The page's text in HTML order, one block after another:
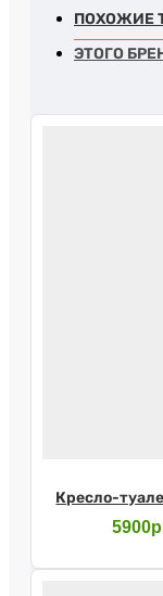
ПОХОЖИЕ
ЭТОГО
Кресло-